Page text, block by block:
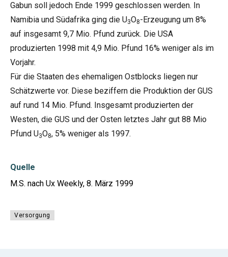
Gabun soll jedoch Ende 1999 geschlossen werden. In
Namibia und Südafrika ging die U3O8-Erzeugung um 8%
auf insgesamt 9,7 Mio. Pfund zurück. Die USA
produzierten 1998 mit 4,9 Mio. Pfund 16% weniger als im
Vorjahr.
Für die Staaten des ehemaligen Ostblocks liegen nur
Schätzwerte vor. Diese beziffern die Produktion der GUS
auf rund 14 Mio. Pfund. Insgesamt produzierten der
Westen, die GUS und der Osten letztes Jahr gut 88 Mio
Pfund U3O8, 5% weniger als 1997.
Quelle
M.S. nach Ux Weekly, 8. März 1999
Versorgung